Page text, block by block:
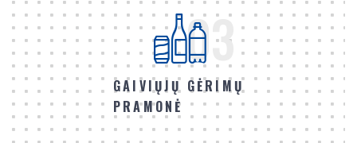
03
GAIVIŲJŲ GĖRIMŲ
PRAMONĖ